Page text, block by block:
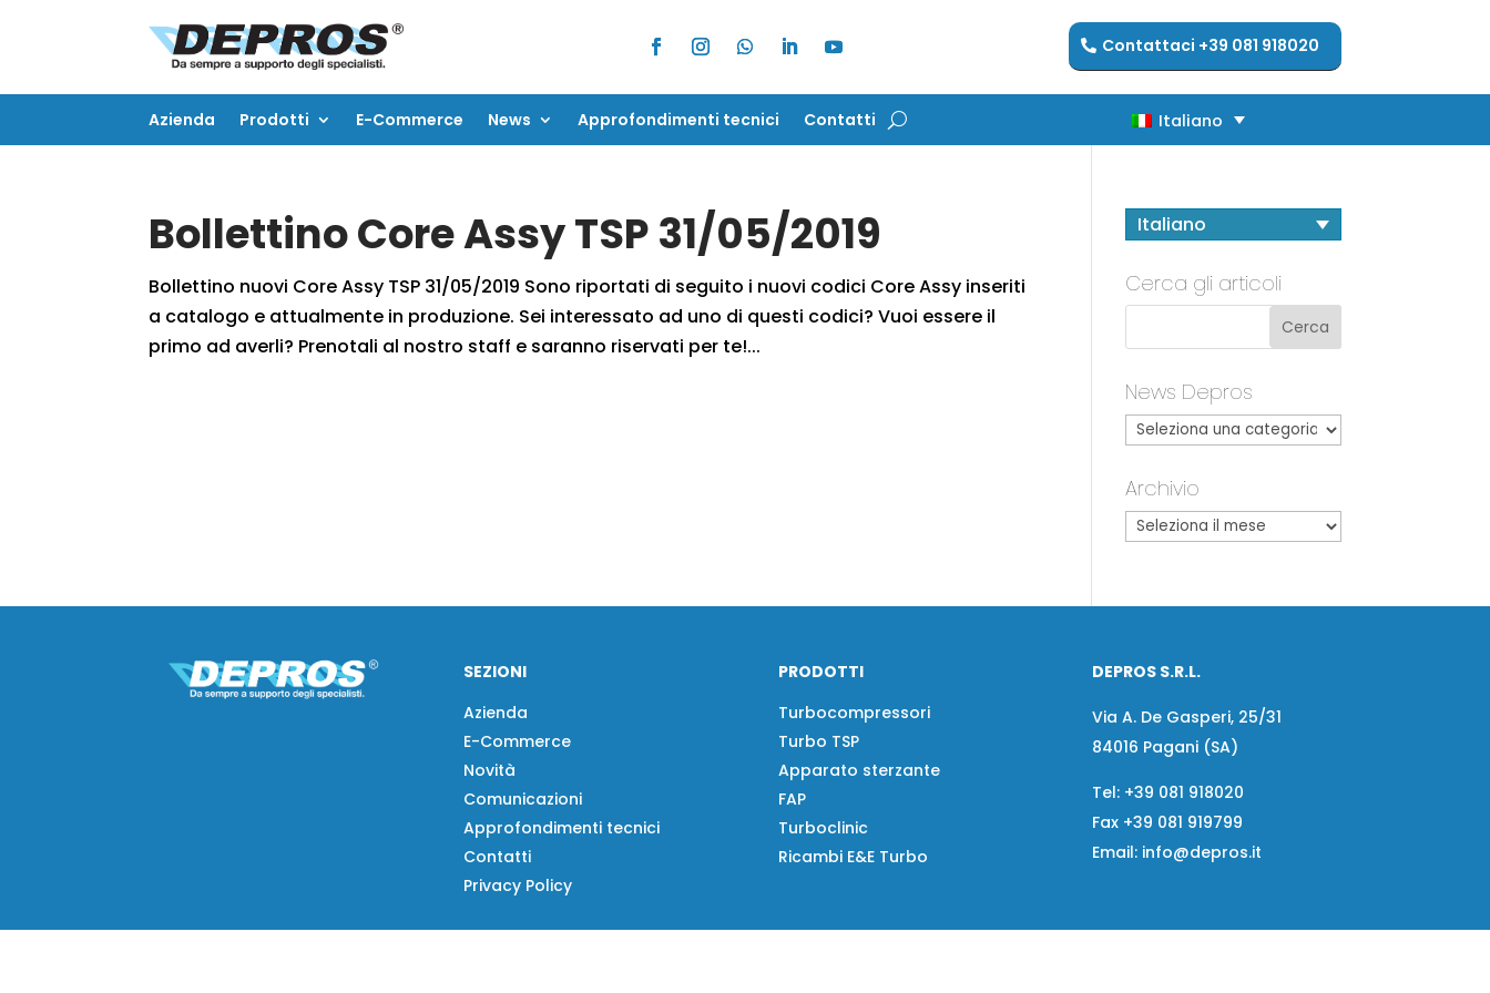
Contattaci +39 081 918020
Azienda Prodotti E-Commerce News Approfondimenti tecnici Contatti Italiano
Azienda Prodotti E-Commerce News Approfondimenti tecnici Contatti Italiano
Bollettino Core Assy TSP 31/05/2019
Bollettino nuovi Core Assy TSP 31/05/2019 Sono riportati di seguito i nuovi codici Core Assy inseriti
a catalogo e attualmente in produzione. Sei interessato ad uno di questi codici? Vuoi essere il
primo ad averli? Prenotali al nostro staff e saranno riservati per te!...
Italiano
Cerca gli articoli
News Depros
Archivio
SEZIONI
Azienda
E-Commerce
Novità
Comunicazioni
Approfondimenti tecnici
Contatti
Privacy Policy
PRODOTTI
Turbocompressori
Turbo TSP
Apparato sterzante
FAP
Turboclinic
Ricambi E&E Turbo
DEPROS S.R.L.
Via A. De Gasperi, 25/31
84016 Pagani (SA)
Tel: +39 081 918020
Fax +39 081 919799
Email: info@depros.it